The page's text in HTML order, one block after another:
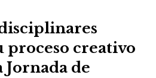
proceso creativo
de